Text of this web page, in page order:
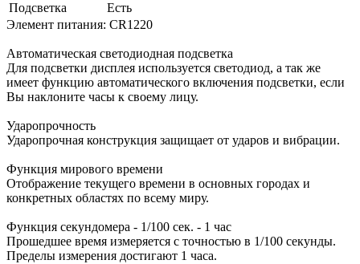
Подсветка
Есть
Элемент питания: CR1220
Автоматическая светодиодная подсветка
Для подсветки дисплея используется светодиод, а так же
имеет функцию автоматического включения подсветки, если
Вы наклоните часы к своему лицу.
Ударопрочность
Ударопрочная конструкция защищает от ударов и вибрации.
Функция мирового времени
Отображение текущего времени в основных городах и
конкретных областях по всему миру.
Функция секундомера - 1/100 сек. - 1 час
Прошедшее время измеряется с точностью в 1/100 секунды.
Пределы измерения достигают 1 часа.